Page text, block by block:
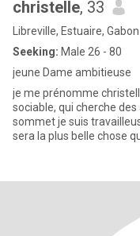
christelle, 33
Libreville, Estuaire, Gabon
Seeking: Male 26 - 80
jeune Dame ambitieuse
je me prénomme christelle, une
sociable, qui cherche des ailes pour voler jusqu'à arriver au
sommet je suis
sera la plus belle chose